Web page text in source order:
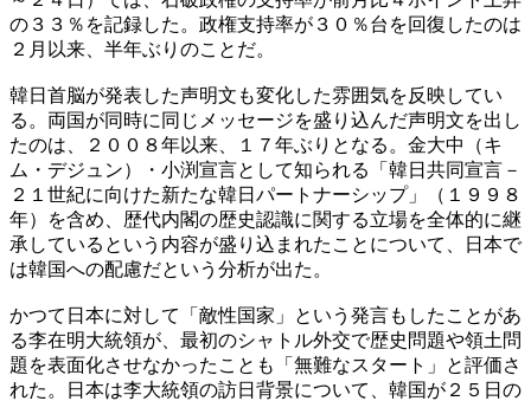
の３３％を記録した。政権支持率が３０％台を回復したのは
２月以来、半年ぶりのことだ。
韓日首脳が発表した声明文も変化した雰囲気を反映してい
る。両国が同時に同じメッセージを盛り込んだ声明文を出し
たのは、２００８年以来、１７年ぶりとなる。金大中（キ
ム・デジュン）・小渕宣言として知られる「韓日共同宣言－
２１世紀に向けた新たな韓日パートナーシップ」（１９９８
年）を含め、歴代内閣の歴史認識に関する立場を全体的に継
承しているという内容が盛り込まれたことについて、日本で
は韓国への配慮だという分析が出た。
かつて日本に対して「敵性国家」という発言もしたことがあ
る李在明大統領が、最初のシャトル外交で歴史問題や領土問
題を表面化させなかったことも「無難なスタート」と評価さ
れた。日本は李大統領の訪日背景について、韓国が２５日の